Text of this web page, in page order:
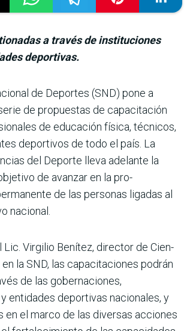
a través de instituciones
deportivas.
de Deportes (SND) pone a
de propues­tas de capacitación
de educa­ción física, técnicos,
deportivos de todo el país. La
del Deporte lleva adelante la
de avanzar en la pro­
de las personas ligadas al
nacional.
Lic. Virgi­lio Benítez, director de Cien­
la SND, las capacitaciones podrán
de las goberna­ciones,
entidades deportivas nacio­nales, y
en el marco de las diversas acciones